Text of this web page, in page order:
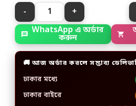
WhatsApp এ অর্ডার
করুন
🚚 আজ অর্ডার করলে সম্ভাব্য
ঢাকার মধ্যে
ঢাকার বাইরে